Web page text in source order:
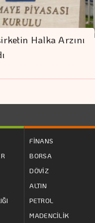
Halka Arzını
FİNANS
BORSA
DÖVİZ
ALTIN
PETROL
MADENCİLİK